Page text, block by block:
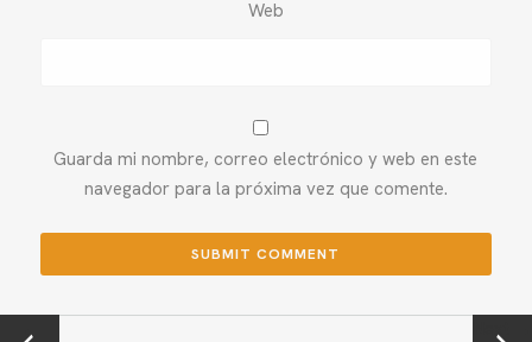
Web
Guarda mi nombre, correo electrónico y web en este
navegador para la próxima vez que comente.
←
Next →